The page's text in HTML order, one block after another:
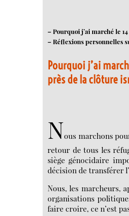
– Pourquoi j’ai marché le
– Réflexions personnelles
Pourquoi j’ai
près de la clôture
Nous marchons
retour de tous les
siège génocidaire
décision de transférer
Nous, les marcheurs,
organisations
faire croire, ce n’est